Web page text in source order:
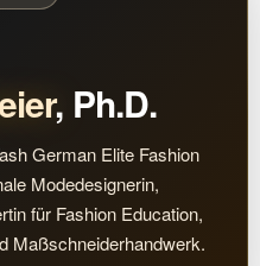
, Ph.D.
German Elite Fashion
Modedesignerin,
für Fashion Education,
Maßschneiderhandwerk.